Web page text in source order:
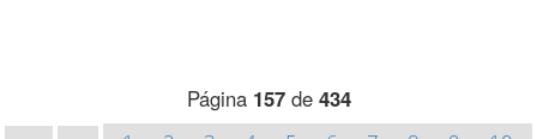
Página 157de 434